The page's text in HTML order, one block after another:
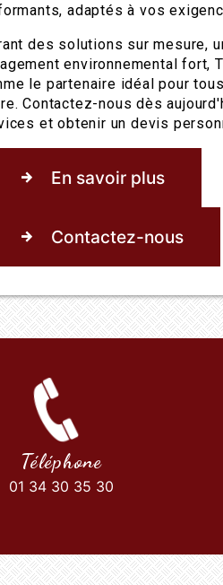
adaptés à vos
des solutions sur mesure,
environnemental fort,
le partenaire idéal pour
Contactez-nous dès
et obtenir un devis
En savoir plus
Contactez-nous
Téléphone
01 34 30 35 30